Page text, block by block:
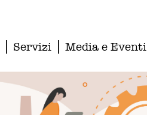
Servizi Media e Eventi